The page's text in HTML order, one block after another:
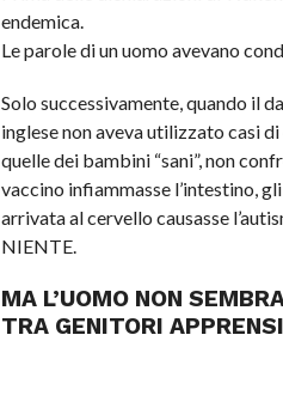
endemica.
Le parole di un uomo avevano
Solo successivamente, quando il
inglese non aveva utilizzato casi
quelle dei bambini “sani”, non
vaccino infiammasse l’intestino,
arrivata al cervello causasse
NIENTE.
MA L’UOMO NON
TRA GENITORI